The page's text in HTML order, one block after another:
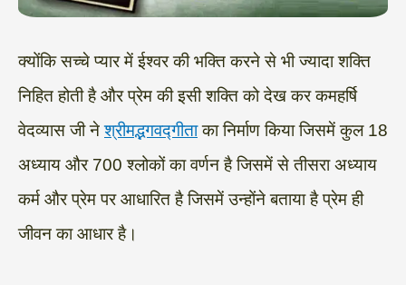
क्योंकि सच्चे प्यार में ईश्वर की भक्ति करने से भी ज्यादा शक्ति
निहित होती है और प्रेम की इसी शक्ति को देख कर कमहर्षि
वेदव्यास जी नेश्रीमद्भगवद्गीताका निर्माण किया जिसमें कुल 18
अध्याय और 700 श्लोकों का वर्णन है जिसमें से तीसरा अध्याय
कर्म और प्रेम पर आधारित है जिसमें उन्होंने बताया है प्रेम ही
जीवन का आधार है।